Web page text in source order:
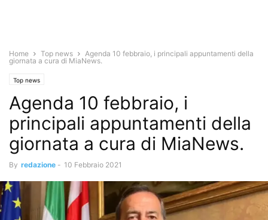
Home Top news
Agenda 10 febbraio, i principali appuntamenti della
giornata a cura di MiaNews.
Top news
Agenda 10 febbraio, i
principali appuntamenti della
giornata a cura di MiaNews.
By redazione - 10 Febbraio 2021